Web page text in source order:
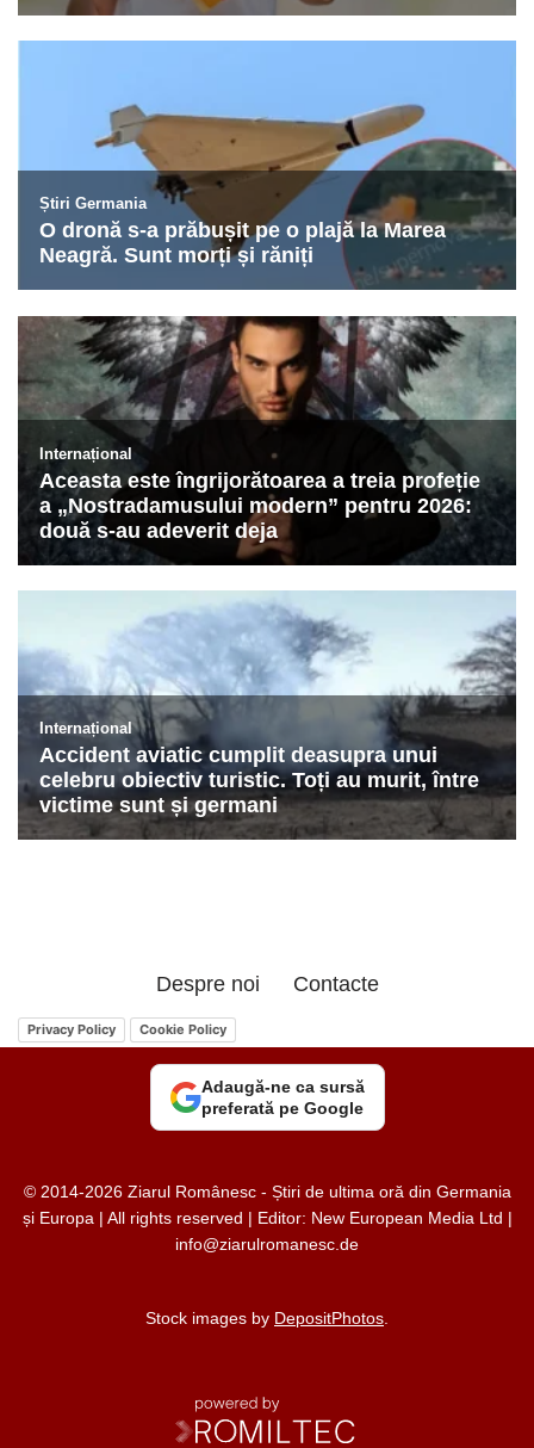
Despre noi Contacte
Privacy Policy Cookie Policy
Adaugă-ne ca sursă
preferată pe Google
© 2014-2026 Ziarul Românesc - Știri de ultima oră din Germania
și Europa | All rights reserved | Editor: New European Media Ltd |
info@ziarulromanesc.de
Stock images by DepositPhotos.